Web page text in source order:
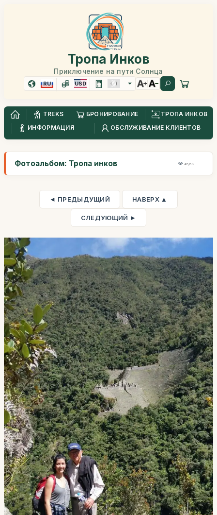
Тропа Инков
Приключение на пути Солнца
RU USD
TREKS БРОНИРОВАНИЕ
ТРОПА ИНКОВ
ИНФОРМАЦИЯ
ОБСЛУЖИВАНИЕ КЛИЕНТОВ
Фотоальбом: Тропа инков 45,6K
◄ ПРЕДЫДУЩИЙ НАВЕРХ ▲
СЛЕДУЮЩИЙ ►